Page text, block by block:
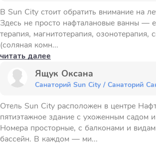
В Sun City стоит обратить внимание на
Здесь не просто нафталановые ванны —
терапия, магнитотерапия, озонотерапия,
(соляная комн...
читать далее
Ящук Оксана
Санаторий Sun City / Санаторий
Отель Sun City расположен в центре
пятиэтажное здание с ухоженным садом
Номера просторные, с балконами и
бассейн. В каждом — ми...